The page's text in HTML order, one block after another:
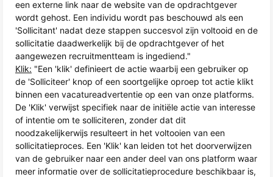
een externe link naar de website van de opdrachtgever
wordt gehost. Een individu wordt pas beschouwd als een
'Sollicitant' nadat deze stappen succesvol zijn voltooid en de
sollicitatie daadwerkelijk bij de opdrachtgever of het
aangewezen recruitmentteam is ingediend."
Klik: "Een 'klik' definieert de actie waarbij een gebruiker op
de 'Solliciteer' knop of een soortgelijke oproep tot actie klikt
binnen een vacatureadvertentie op een van onze platforms.
De 'Klik' verwijst specifiek naar de initiële actie van interesse
of intentie om te solliciteren, zonder dat dit
noodzakelijkerwijs resulteert in het voltooien van een
sollicitatieproces. Een 'Klik' kan leiden tot het doorverwijzen
van de gebruiker naar een ander deel van ons platform waar
meer informatie over de sollicitatieprocedure beschikbaar is,